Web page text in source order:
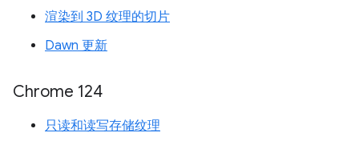
渲染到 3D 纹理的切片
Dawn 更新
Chrome 124
只读和读写存储纹理